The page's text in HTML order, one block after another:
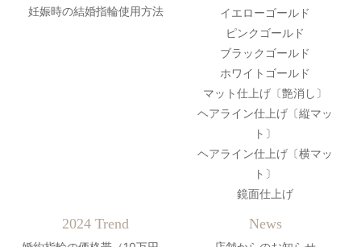
妊娠時の結婚指輪使用方法
イエローゴールド
ピンクゴールド
ブラックゴールド
ホワイトゴールド
マット仕上げ〔艶消し〕
ヘアライン仕上げ〔縦マッ
ト〕
ヘアライン仕上げ〔横マッ
ト〕
鏡面仕上げ
2024 Trend News